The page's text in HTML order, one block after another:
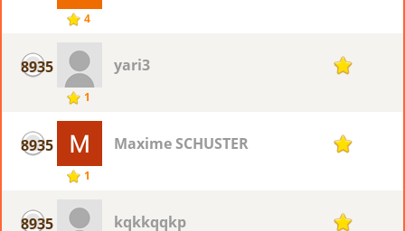
4
8935
1
yari3 1
8935
1
Maxime SCHUSTER 1
8935 kqkkqqkp 1